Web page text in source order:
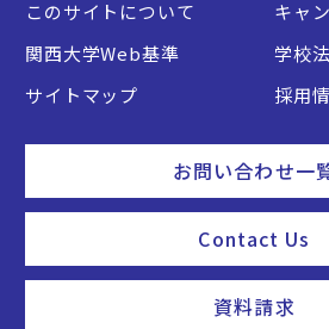
このサイトについて
キャ
関西大学Web基準
学校
サイトマップ
採用
お問い合わせ一
Contact Us
資料請求